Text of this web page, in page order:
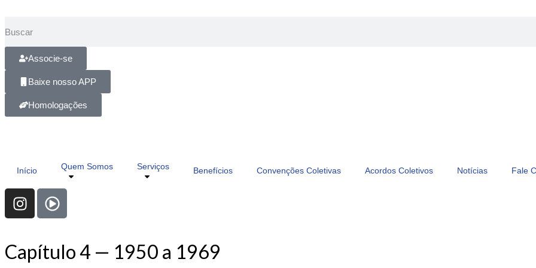
Associe-se
Baixe nosso APP
Homologações
Início Quem Somos Serviços Benefícios Convenções Coletivas Acordos Coletivos Notícias Fale
Capítulo 4 — 1950 a 1969